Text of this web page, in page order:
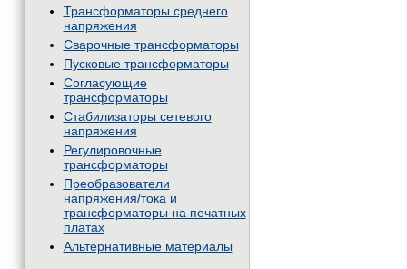
Трансформаторы среднего
напряжения
Сварочные трансформаторы
Пусковые трансформаторы
Согласующие
трансформаторы
Стабилизаторы сетевого
напряжения
Регулировочные
трансформаторы
Преобразователи
напряжения/тока и
трансформаторы на печатных
платах
Альтернативные материалы